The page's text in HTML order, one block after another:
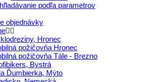
podľa parametrov
objednávky
Hronec
požičovňa Hronec
požičovňa Tále - Brezno
Bystrá
Ďumbierka, Mýto